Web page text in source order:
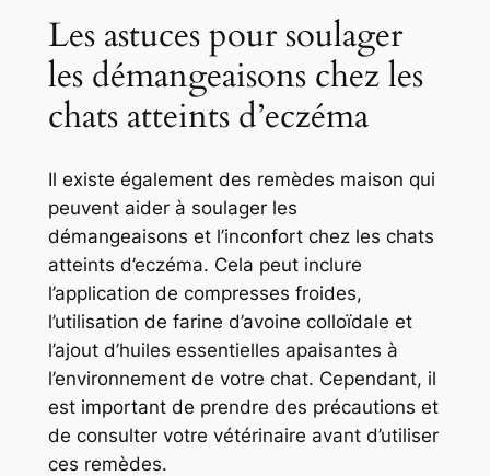
Les astuces pour soulager
les démangeaisons chez les
chats atteints d’eczéma
Il existe également des remèdes maison qui
peuvent aider à soulager les
démangeaisons et l’inconfort chez les chats
atteints d’eczéma. Cela peut inclure
l’application de compresses froides,
l’utilisation de farine d’avoine colloïdale et
l’ajout d’huiles essentielles apaisantes à
l’environnement de votre chat. Cependant, il
est important de prendre des précautions et
de consulter votre vétérinaire avant d’utiliser
ces remèdes.